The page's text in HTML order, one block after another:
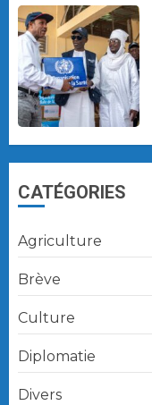
CATÉGORIES
Agriculture
Brève
Culture
Diplomatie
Divers